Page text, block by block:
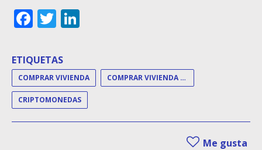
Facebook
Twitter
ETIQUETAS
COMPRAR VIVIENDA COMPRAR VIVIENDA CRIPTOMONEDA
CRIPTOMONEDAS
Me gusta